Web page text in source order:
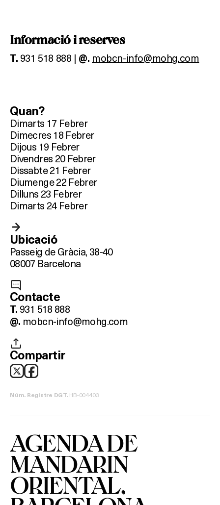
Informació i reserves
T. 931 518 888 | @. mobcn-info@mohg.com
Quan?
Dimarts 17 Febrer
Dimecres 18 Febrer
Dijous 19 Febrer
Divendres 20 Febrer
Dissabte 21 Febrer
Diumenge 22 Febrer
Dilluns 23 Febrer
Dimarts 24 Febrer
Ubicació
Passeig de Gràcia, 38-40
08007 Barcelona
Contacte
T. 931 518 888
@. mobcn-info@mohg.com
Compartir
Núm. Registre DGT. HB-004403
AGENDA DE
MANDARIN
ORIENTAL,